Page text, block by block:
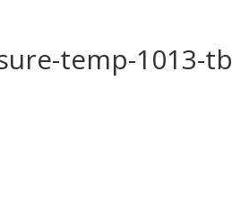
temp-1013-tb